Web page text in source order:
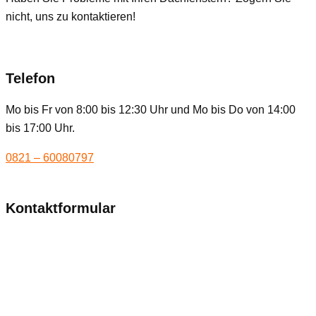
nicht, uns zu kontaktieren!
Telefon
Mo bis Fr von 8:00 bis 12:30 Uhr und Mo bis Do von 14:00
bis 17:00 Uhr.
0821 – 60080797
Kontaktformular